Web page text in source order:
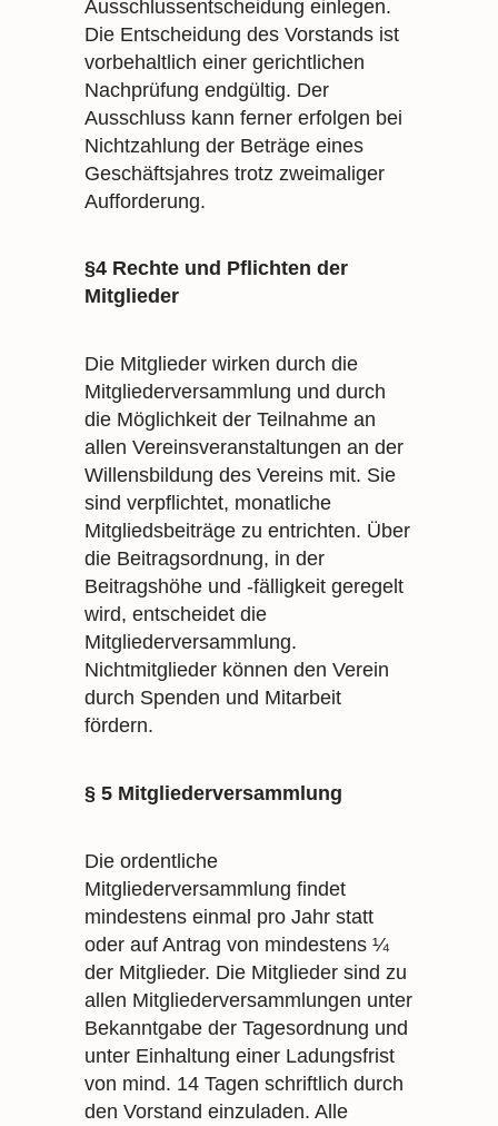
Ausschlussentscheidung einlegen.
Die Entscheidung des Vorstands ist
vorbehaltlich einer gerichtlichen
Nachprüfung endgültig. Der
Ausschluss kann ferner erfolgen bei
Nichtzahlung der Beträge eines
Geschäftsjahres trotz zweimaliger
Aufforderung.
§4 Rechte und Pflichten der
Mitglieder
Die Mitglieder wirken durch die
Mitgliederversammlung und durch
die Möglichkeit der Teilnahme an
allen Vereinsveranstaltungen an der
Willensbildung des Vereins mit. Sie
sind verpflichtet, monatliche
Mitgliedsbeiträge zu entrichten. Über
die Beitragsordnung, in der
Beitragshöhe und -fälligkeit geregelt
wird, entscheidet die
Mitgliederversammlung.
Nichtmitglieder können den Verein
durch Spenden und Mitarbeit
fördern.
§ 5 Mitgliederversammlung
Die ordentliche
Mitgliederversammlung findet
mindestens einmal pro Jahr statt
oder auf Antrag von mindestens ¼
der Mitglieder. Die Mitglieder sind zu
allen Mitgliederversammlungen unter
Bekanntgabe der Tagesordnung und
unter Einhaltung einer Ladungsfrist
von mind. 14 Tagen schriftlich durch
den Vorstand einzuladen. Alle